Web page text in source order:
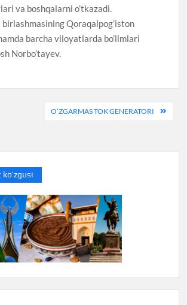
va boshqalarni o’tkazadi.
birlashmasining Qoraqalpog’iston
barcha viloyatlarda bo’limlari
Norbo’tayev.
O’ZGARMAS TOK GENERATORI